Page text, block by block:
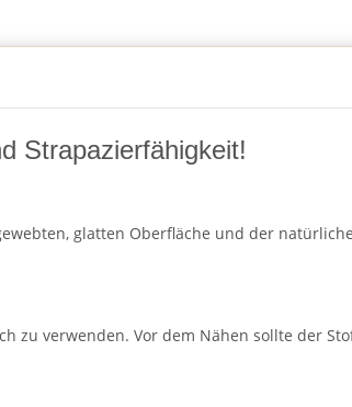
Strapazierfähigkeit!
glatten Oberfläche und der
verwenden. Vor dem Nähen sollte der